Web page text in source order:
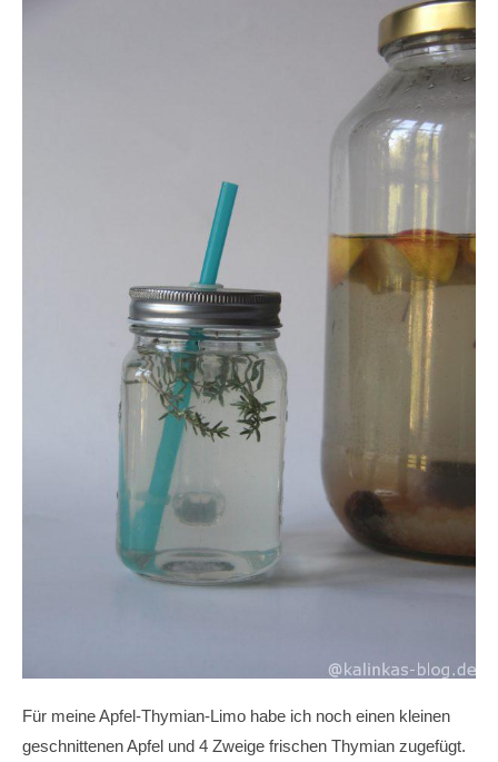
Für meine Apfel-Thymian-Limo habe ich noch einen kleinen
geschnittenen Apfel und 4 Zweige frischen Thymian zugefügt.